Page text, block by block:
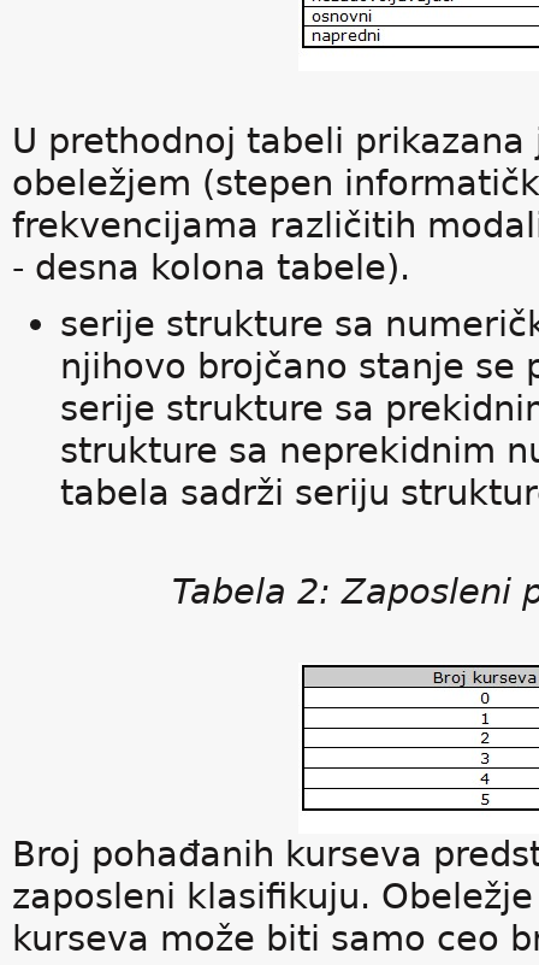
U prethodnoj tabeli
obeležjem (stepen
frekvencijama različitih
- desna kolona tabele).
serije strukture sa
njihovo brojčano stanje
serije strukture sa
strukture sa neprekidnim
tabela sadrži seriju
Tabela 2: Zaposleni
Broj pohađanih kurseva
zaposleni klasifikuju.
kurseva može biti samo ceo